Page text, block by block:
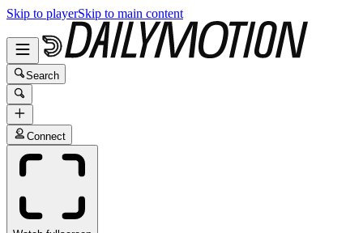
Skip to playerSkip to main content
Search
Connect